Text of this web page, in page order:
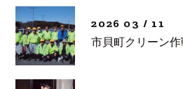
2026 03 / 11
市貝町クリーン